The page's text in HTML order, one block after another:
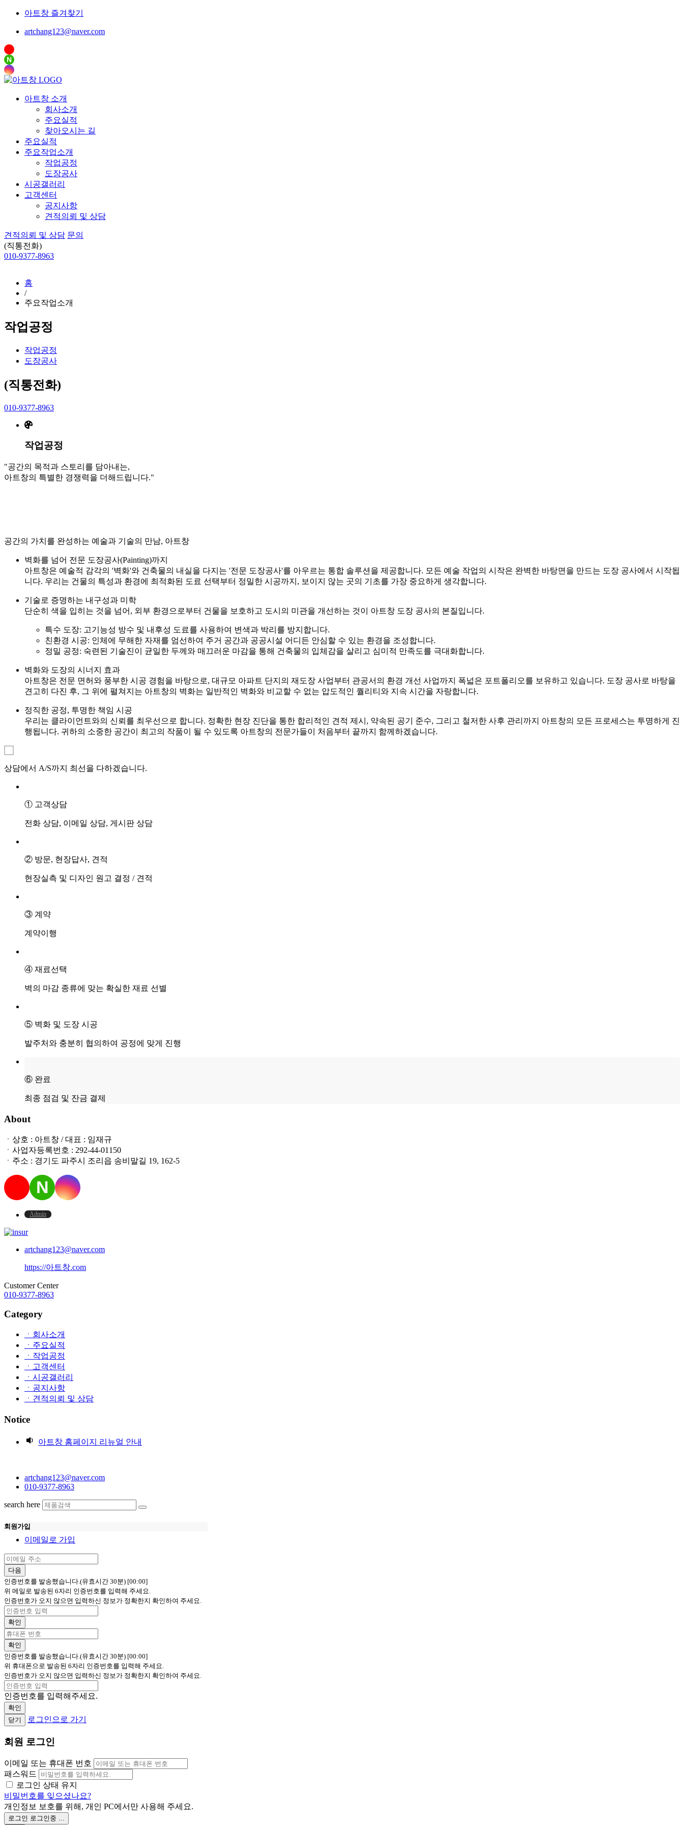
아트창 즐겨찾기
artchang123@naver.com
N
아트창 소개
회사소개
주요실적
찾아오시는 길
주요실적
주요작업소개
작업공정
도장공사
시공갤러리
고객센터
공지사항
견적의뢰 및 상담
견적의뢰 및 상담 문의
(직통전화)
010-9377-8963
홈
/
주요작업소개
작업공정
작업공정
도장공사
(직통전화)
010-9377-8963
작업공정
"공간의 목적과 스토리를 담아내는,
아트창의 특별한 경쟁력을 더해드립니다."
공간의 가치를 완성하는 예술과 기술의 만남, 아트창
벽화를 넘어 전문 도장공사(Painting)까지
아트창은 예술적 감각의 '벽화'와 건축물의 내실을 다지는 '전문 도장공사'를 아우르는 통합 솔루션을 제공합니다. 모든 예술 작업의 시작은 완벽한 바탕면을 만드는 도장 공사에서 시작됩
니다. 우리는 건물의 특성과 환경에 최적화된 도료 선택부터 정밀한 시공까지, 보이지 않는 곳의 기초를 가장 중요하게 생각합니다.
기술로 증명하는 내구성과 미학
단순히 색을 입히는 것을 넘어, 외부 환경으로부터 건물을 보호하고 도시의 미관을 개선하는 것이 아트창 도장 공사의 본질입니다.
특수 도장: 고기능성 방수 및 내후성 도료를 사용하여 변색과 박리를 방지합니다.
친환경 시공: 인체에 무해한 자재를 엄선하여 주거 공간과 공공시설 어디든 안심할 수 있는 환경을 조성합니다.
정밀 공정: 숙련된 기술진이 균일한 두께와 매끄러운 마감을 통해 건축물의 입체감을 살리고 심미적 만족도를 극대화합니다.
벽화와 도장의 시너지 효과
아트창은 전문 면허와 풍부한 시공 경험을 바탕으로, 대규모 아파트 단지의 재도장 사업부터 관공서의 환경 개선 사업까지 폭넓은 포트폴리오를 보유하고 있습니다. 도장 공사로 바탕을
견고히 다진 후, 그 위에 펼쳐지는 아트창의 벽화는 일반적인 벽화와 비교할 수 없는 압도적인 퀄리티와 지속 시간을 자랑합니다.
정직한 공정, 투명한 책임 시공
우리는 클라이언트와의 신뢰를 최우선으로 합니다. 정확한 현장 진단을 통한 합리적인 견적 제시, 약속된 공기 준수, 그리고 철저한 사후 관리까지 아트창의 모든 프로세스는 투명하게 진
행됩니다. 귀하의 소중한 공간이 최고의 작품이 될 수 있도록 아트창의 전문가들이 처음부터 끝까지 함께하겠습니다.
상담에서 A/S까지 최선을 다하겠습니다.
① 고객상담
전화 상담, 이메일 상담, 게시판 상담
② 방문, 현장답사, 견적
현장실측 및 디자인 원고 결정 / 견적
③ 계약
계약이행
④ 재료선택
벽의 마감 종류에 맞는 확실한 재료 선별
⑤ 벽화 및 도장 시공
발주처와 충분히 협의하여 공정에 맞게 진행
⑥ 완료
최종 점검 및 잔금 결제
About
ㆍ상호 : 아트창 / 대표 : 임재규
ㆍ사업자등록번호 : 292-44-01150
ㆍ주소 : 경기도 파주시 조리읍 송비말길 19, 162-5
N
Admin
artchang123@naver.com
https://아트창.com
Customer Center
010-9377-8963
Category
ㆍ회사소개
ㆍ주요실적
ㆍ작업공정
ㆍ고객센터
ㆍ시공갤러리
ㆍ공지사항
ㆍ견적의뢰 및 상담
Notice
아트창 홈페이지 리뉴얼 안내
artchang123@naver.com
010-9377-8963
search here
회원가입
이메일로 가입
다음
인증번호를 발송했습니다.(유효시간 30분) [00:00]
위 메일로 발송된 6자리 인증번호를 입력해 주세요.
인증번호가 오지 않으면 입력하신 정보가 정확한지 확인하여 주세요.
확인
확인
인증번호를 발송했습니다.(유효시간 30분) [00:00]
위 휴대폰으로 발송된 6자리 인증번호를 입력해 주세요.
인증번호가 오지 않으면 입력하신 정보가 정확한지 확인하여 주세요.
인증번호를 입력해주세요.
확인
닫기
로그인으로 가기
회원 로그인
이메일 또는 휴대폰 번호
패스워드
로그인 상태 유지
비밀번호를 잊으셨나요?
개인정보 보호를 위해, 개인 PC에서만 사용해 주세요.
로그인 로그인중 ...